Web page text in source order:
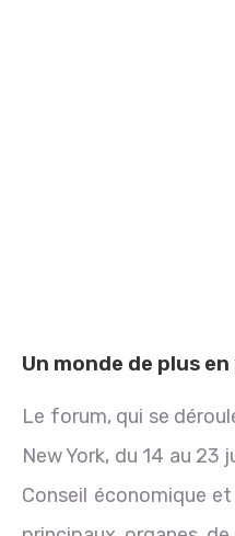
Un monde de plus
Le forum, qui se
New York, du 14 au 23
Conseil économique